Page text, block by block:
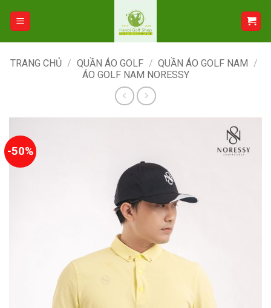
TRANG CHỦ / QUẦN ÁO GOLF / QUẦN ÁO GOLF NAM /
ÁO GOLF NAM NORESSY
-50%